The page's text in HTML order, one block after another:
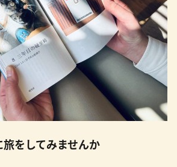
をしてみませんか